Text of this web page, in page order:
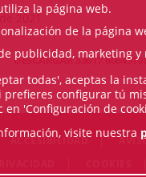
2021
DESCARGAR 336
ACCESIBILIDAD
la página web.
de la página
publicidad, marketing y
todas', aceptas la
prefieres configurar tú
en 'Configuración de
visite nuestra